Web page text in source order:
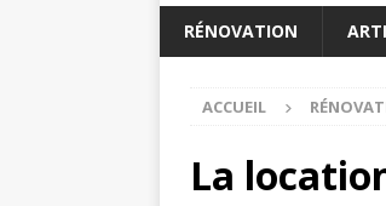
RÉNOVATION
ACCUEIL
La